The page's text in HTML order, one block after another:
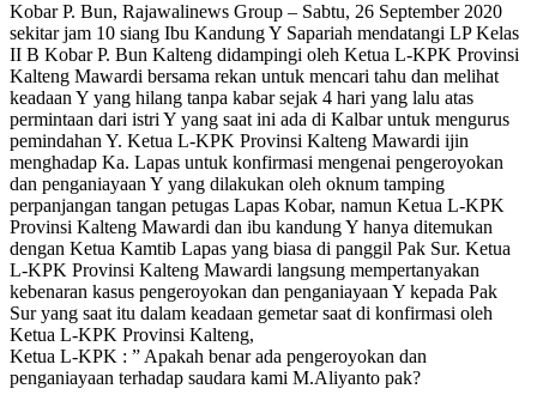
Kobar P. Bun, Rajawalinews Group – Sabtu, 26 September 2020
sekitar jam 10 siang Ibu Kandung Y Sapariah mendatangi LP Kelas
II B Kobar P. Bun Kalteng didampingi oleh Ketua L-KPK Provinsi
Kalteng Mawardi bersama rekan untuk mencari tahu dan melihat
keadaan Y yang hilang tanpa kabar sejak 4 hari yang lalu atas
permintaan dari istri Y yang saat ini ada di Kalbar untuk mengurus
pemindahan Y. Ketua L-KPK Provinsi Kalteng Mawardi ijin
menghadap Ka. Lapas untuk konfirmasi mengenai pengeroyokan
dan penganiayaan Y yang dilakukan oleh oknum tamping
perpanjangan tangan petugas Lapas Kobar, namun Ketua L-KPK
Provinsi Kalteng Mawardi dan ibu kandung Y hanya ditemukan
dengan Ketua Kamtib Lapas yang biasa di panggil Pak Sur. Ketua
L-KPK Provinsi Kalteng Mawardi langsung mempertanyakan
kebenaran kasus pengeroyokan dan penganiayaan Y kepada Pak
Sur yang saat itu dalam keadaan gemetar saat di konfirmasi oleh
Ketua L-KPK Provinsi Kalteng,
Ketua L-KPK : ” Apakah benar ada pengeroyokan dan
penganiayaan terhadap saudara kami M.Aliyanto pak?